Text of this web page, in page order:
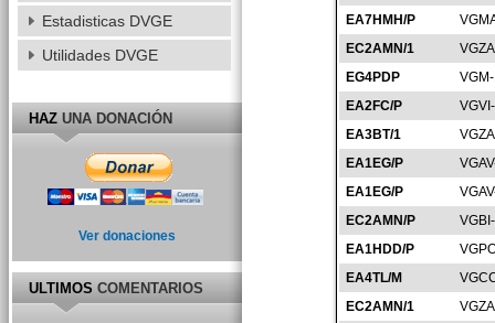
EA7HMH/P
EC2AMN/1
EG4PDP
EA2FC/P
EA3BT/1
EA1EG/P
EA1EG/P
EC2AMN/P
EA1HDD/P
EA4TL/M
EC2AMN/1
Estadisticas DVGE
Utilidades DVGE
HAZUNA DONACIÓN
Ver donaciones
ULTIMOSCOMENTARIOS